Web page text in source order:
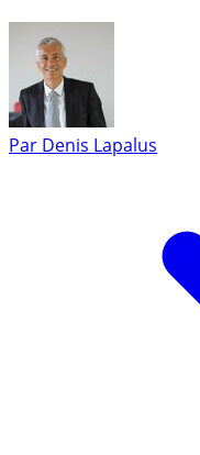
Par Denis Lapalus